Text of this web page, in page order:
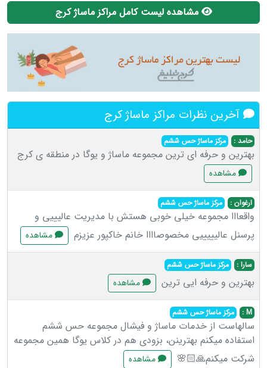
مشاهده لیست کامل مراکز ماساژ کرج
آخرین نظرات مراکز ماساژ کرج
حامد : مرکز ماساژ حس ششم
بهترین و حرفه ای ترین مجموعه ماساژ و یوگا در منطقه ی کرج
مشاهده
ارغوان : مرکز ماساژ حس ششم
واقعااا مجموعه خیلی خوبی هستش با مدیریت عالیییی و
پرسنل عالیییییی مخصوصاااا خانم خاکپور عزیزم
مشاهده
سارا : مرکز ماساژ حس ششم
بهترین و حرفه ایی ترین مشاهده
M : مرکز ماساژ حس ششم
سالهاست از خدمات ماساژ و فیشال مجموعه حس ششم
استفاده میکنم بهترینن، بزودی هم در کلاس یوگا همین مجموعه
شرکت میکنم🙏🏻🌸
مشاهده